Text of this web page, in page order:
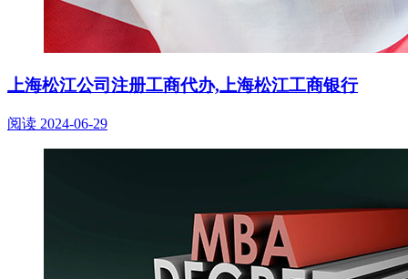
上海松江公司注册工商代办,上海松江工商银行
阅读 2024-06-29